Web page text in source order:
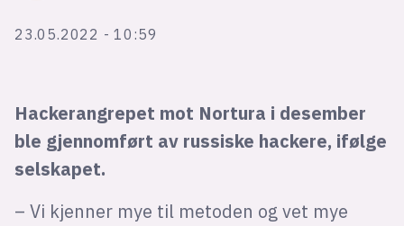
23.05.2022 - 10:59
Hackerangrepet mot Nortura i desember
ble gjennomført av russiske hackere, ifølge
selskapet.
– Vi kjenner mye til metoden og vet mye